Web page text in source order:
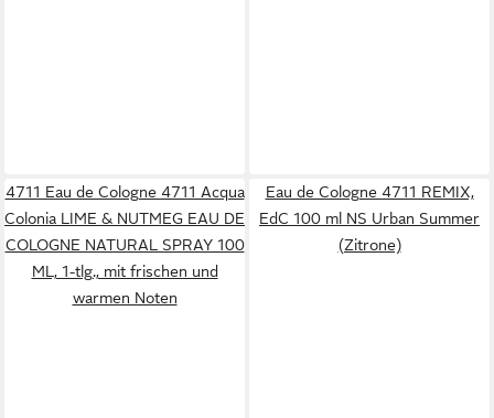
4711 Eau de Cologne 4711 Acqua
Colonia LIME & NUTMEG EAU DE
COLOGNE NATURAL SPRAY 100
ML, 1-tlg., mit frischen und
warmen Noten
Eau de Cologne 4711 REMIX,
EdC 100 ml NS Urban Summer
(Zitrone)